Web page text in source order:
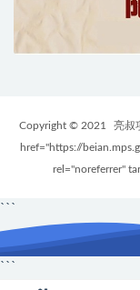
Copyright © 2021 亮叔
href="https://
rel="noreferrer"
```
```